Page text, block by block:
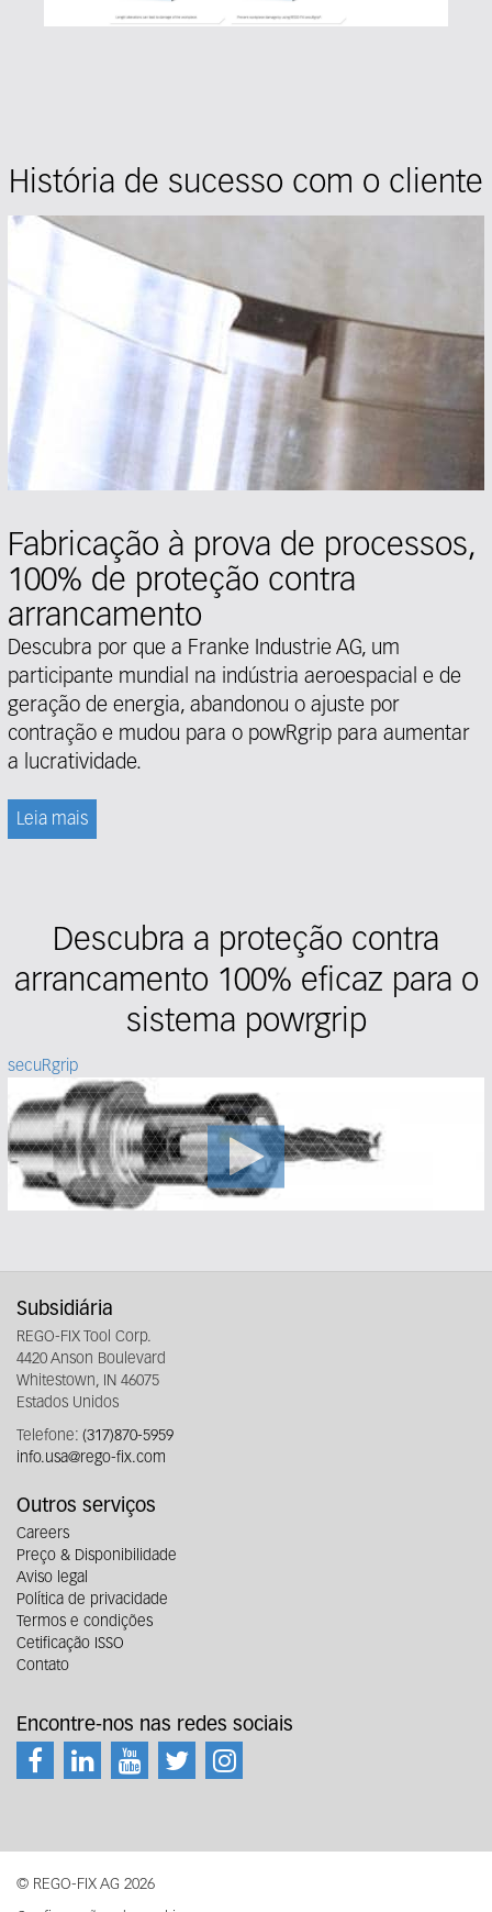
História de sucesso com o cliente
Fabricação à prova de processos,
100% de proteção contra
arrancamento
Descubra por que a Franke Industrie AG, um
participante mundial na indústria aeroespacial e de
geração de energia, abandonou o ajuste por
contração e mudou para o powRgrip para aumentar
a lucratividade.
Leia mais
Descubra a proteção contra
arrancamento 100% eficaz para o
sistema powrgrip
secuRgrip
Subsidiária
REGO-FIX Tool Corp.
4420 Anson Boulevard
Whitestown, IN 46075
Estados Unidos
Telefone: (317)870-5959
info.usa@rego-fix.com
Outros serviços
Careers
Preço & Disponibilidade
Aviso legal
Política de privacidade
Termos e condições
Cetificação ISSO
Contato
Encontre-nos nas redes sociais
© REGO-FIX AG 2026